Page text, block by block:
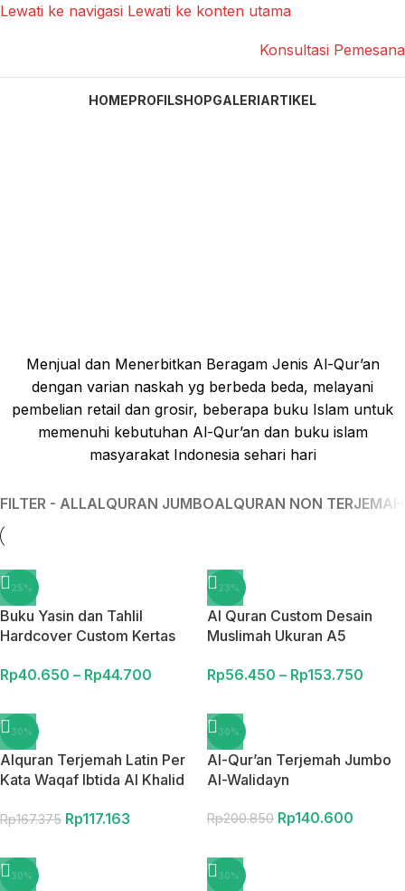
Lewati ke navigasi Lewati ke konten utama
Konsultasi
HOMEPROFILSHOPGALERIARTIKEL
Menjual dan Menerbitkan Beragam Jenis Al-Qur’an
dengan varian naskah yg berbeda beda, melayani
pembelian retail dan grosir, beberapa buku Islam untuk
memenuhi kebutuhan Al-Qur’an dan buku islam
masyarakat Indonesia sehari hari
FILTER - ALLALQURAN JUMBOALQURAN NON TERJEMAH
-25%
Buku Yasin dan Tahlil
Hardcover Custom Kertas
Halaman Bonus Plus 4 Hal.
Rp40.650 – Rp44.700
-23%
Al Quran Custom Desain
Muslimah Ukuran A5
Bombay Qur’an Custom
Rp56.450 – Rp153.750
-30%
Alquran Terjemah Latin Per
Kata Waqaf Ibtida Al Khalid
Standar Kemenag RI
Rp167.375 Rp117.163
-30%
Al-Qur’an Terjemah Jumbo
Al-Walidayn
Rp200.850 Rp140.600
-30% -30%